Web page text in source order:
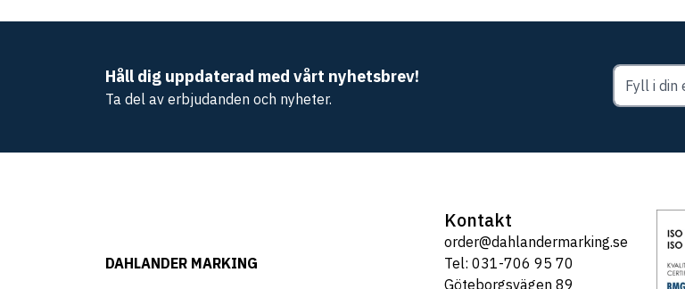
Håll dig uppdaterad med vårt nyhetsbrev!
Ta del av erbjudanden och nyheter.
DAHLANDER MARKING
Kontakt
order@dahlandermarking.se
Tel: 031-706 95 70
Göteborgsvägen 89